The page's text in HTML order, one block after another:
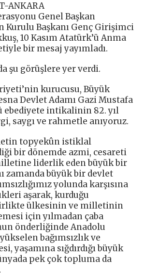
ANKARA
Genel Başkan
Kurulu Başkanı Genç Girişimci
10 Kasım Atatürk’ü Anma
bir mesaj yayımladı.
şu görüşlere yer verdi.
kurucusu, Büyük
Devlet Adamı Gazi Mustafa
ebediyete intikalinin 82. yıl
saygı ve rahmetle anıyoruz.
topyekûn istiklal
bir dönemde azmi, cesareti
liderlik eden büyük bir
zamanda büyük bir devlet
yolunda karşısına
aşarak, kurduğu
ülkesinin ve milletinin
için yılmadan çaba
önderliğinde Anadolu
bağımsızlık ve
yaşamına sığdırdığı büyük
pek çok topluma da